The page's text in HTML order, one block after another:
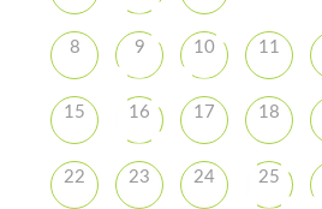
8 9 10 11
15 16 17 18
22 23 24 25